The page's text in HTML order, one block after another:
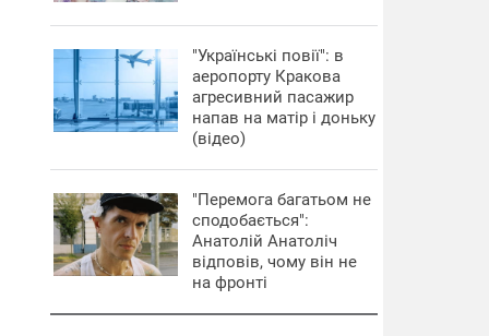
"Українські повії": в
аеропорту Кракова
агресивний пасажир
напав на матір і доньку
(відео)
"Перемога багатьом не
сподобається":
Анатолій Анатоліч
відповів, чому він не
на фронті